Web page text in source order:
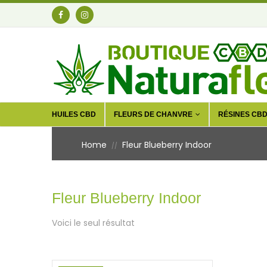
HUILES CBD FLEURS DE CHANVRE RÉSINES CBD
Home // Fleur Blueberry Indoor
Fleur Blueberry Indoor
Voici le seul résultat